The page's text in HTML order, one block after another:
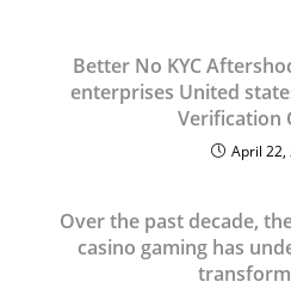
Better No KYC
enterprises United
Verification
April 22,
Over the past decade,
casino gaming has